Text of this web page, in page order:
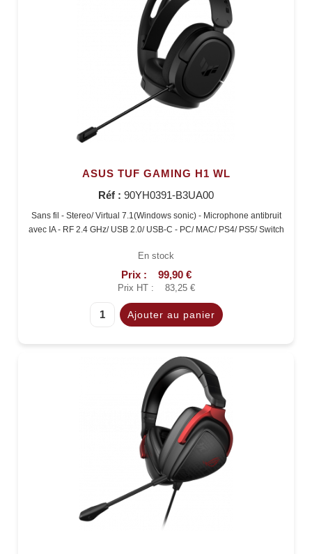
ASUS TUF GAMING H1 WL
Réf : 90YH0391-B3UA00
Sans fil - Stereo/ Virtual 7.1(Windows sonic) - Microphone antibruit
avec IA - RF 2.4 GHz/ USB 2.0/ USB-C - PC/ MAC/ PS4/ PS5/ Switch
En stock
Prix : 99,90 €
Prix HT : 83,25 €